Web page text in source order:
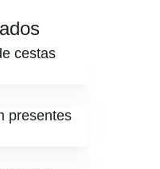
cestas
presentes